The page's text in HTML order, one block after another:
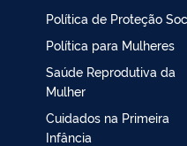
Política de Proteção
Política para Mulheres
Saúde Reprodutiva da
Mulher
Cuidados na Primeira
Infância